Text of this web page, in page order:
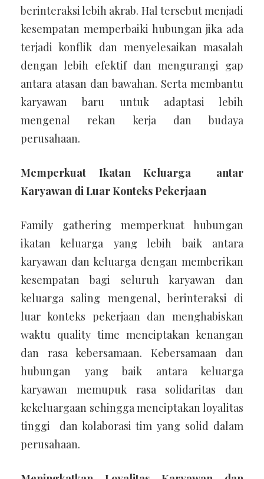
berinteraksi lebih akrab. Hal tersebut menjadi
kesempatan memperbaiki hubungan jika ada
terjadi konflik dan menyelesaikan masalah
dengan lebih efektif dan mengurangi gap
antara atasan dan bawahan. Serta membantu
karyawan baru untuk adaptasi lebih
mengenal rekan kerja dan budaya
perusahaan.
Memperkuat Ikatan Keluarga antar
Karyawan di Luar Konteks Pekerjaan
Family gathering memperkuat hubungan
ikatan keluarga yang lebih baik antara
karyawan dan keluarga dengan memberikan
kesempatan bagi seluruh karyawan dan
keluarga saling mengenal, berinteraksi di
luar konteks pekerjaan dan menghabiskan
waktu quality time menciptakan kenangan
dan rasa kebersamaan. Kebersamaan dan
hubungan yang baik antara keluarga
karyawan memupuk rasa solidaritas dan
kekeluargaan sehingga menciptakan loyalitas
tinggi dan kolaborasi tim yang solid dalam
perusahaan.